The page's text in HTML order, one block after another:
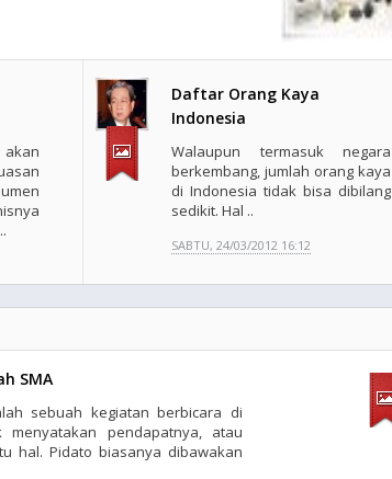
Daftar Orang Kaya
Indonesia
Walaupun termasuk negara
berkembang, jumlah orang kaya
di Indonesia tidak bisa dibilang
sedikit. Hal ..
SABTU, 24/03/2012 16:12
SMA
sebuah kegiatan berbicara di
pendapatnya, atau
hal. Pidato biasanya dibawakan